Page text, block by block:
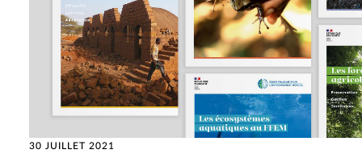
30 JUILLET 2021